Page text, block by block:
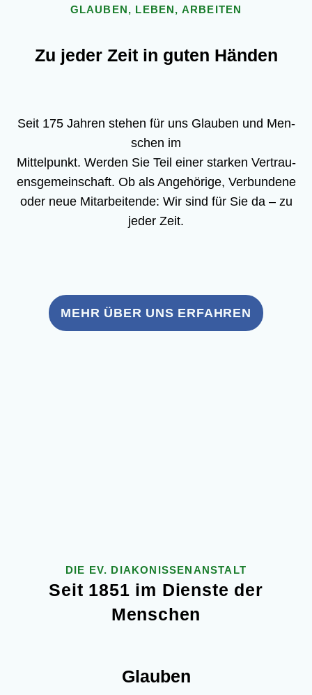
GLAU­BEN, LEBEN, ARBEITEN
Zu jeder Zeit in guten Händen
Seit 175 Jah­ren ste­hen für uns Glau­ben und Men­
schen im
Mit­tel­punkt. Wer­den Sie Teil einer star­ken Ver­trau­
ens­ge­mein­schaft. Ob als Ange­hö­ri­ge, Ver­bun­de­ne
oder neue Mit­ar­bei­ten­de: Wir sind für Sie da – zu
jeder Zeit.
MEHR ÜBER UNS ERFAHREN
DIE EV. DIAKONISSENANSTALT
Seit 1851 im Diens­te der
Menschen
Glau­ben